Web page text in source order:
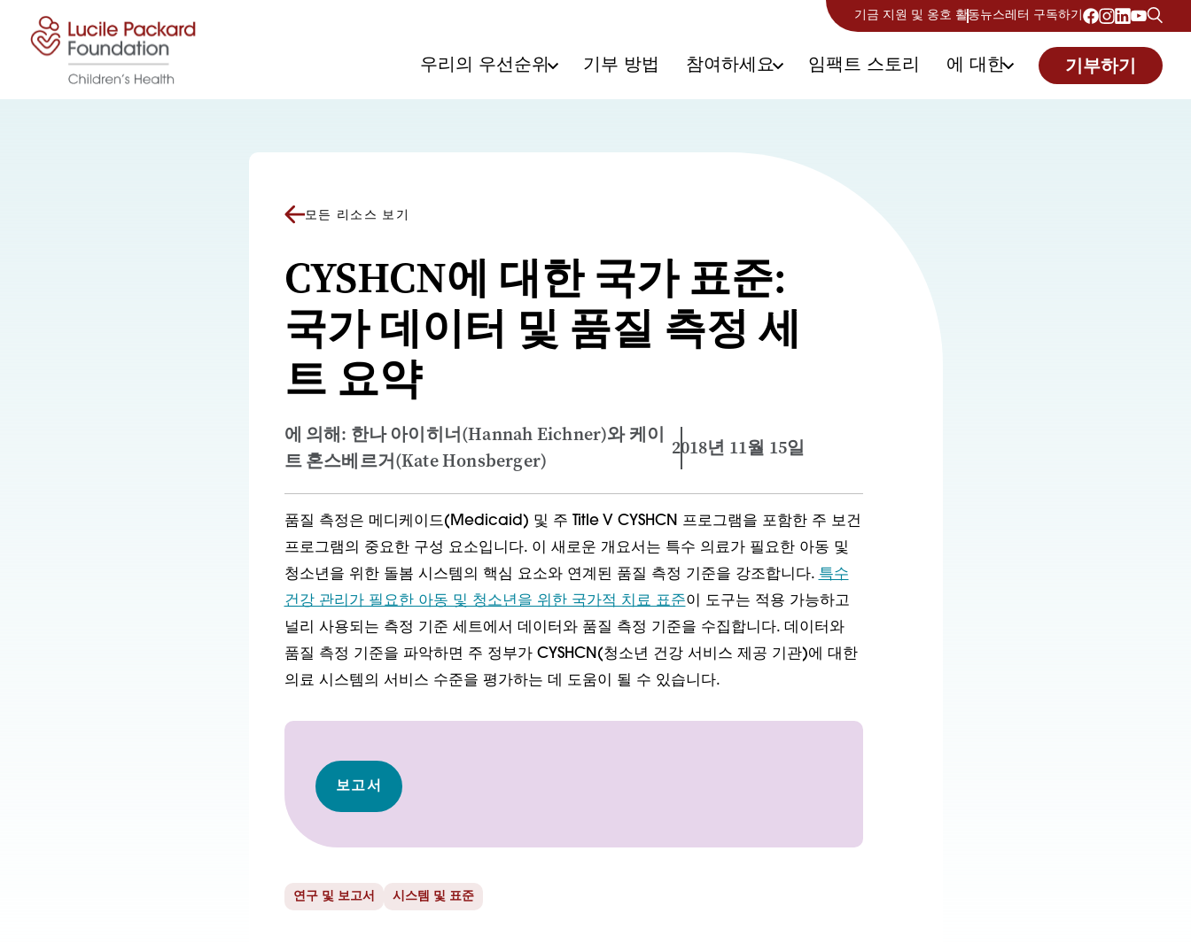
콘텐츠로 건너뛰기 기금 지원 및 옹호 활동뉴스레터 구독하기
우리의 우선순위 기부 방법 참여하세요 임팩트 스토리 에 대한 기부하기
모든 리소스 보기
CYSHCN에 대한 국가 표준:
국가 데이터 및 품질 측정 세
트 요약
에 의해: 한나 아이히너(Hannah Eichner)와 케이
트 혼스베르거(Kate Honsberger)
2018년 11월 15일
품질 측정은 메디케이드(Medicaid) 및 주 Title V CYSHCN 프로그램을 포함한 주 보건
프로그램의 중요한 구성 요소입니다. 이 새로운 개요서는 특수 의료가 필요한 아동 및
청소년을 위한 돌봄 시스템의 핵심 요소와 연계된 품질 측정 기준을 강조합니다. 특수
건강 관리가 필요한 아동 및 청소년을 위한 국가적 치료 표준이 도구는 적용 가능하고
널리 사용되는 측정 기준 세트에서 데이터와 품질 측정 기준을 수집합니다. 데이터와
품질 측정 기준을 파악하면 주 정부가 CYSHCN(청소년 건강 서비스 제공 기관)에 대한
의료 시스템의 서비스 수준을 평가하는 데 도움이 될 수 있습니다.
보고서
연구 및 보고서 시스템 및 표준